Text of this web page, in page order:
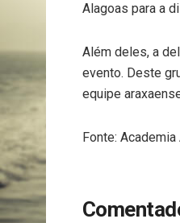
Alagoas para a
Além deles, a
evento. Deste
equipe
Fonte: